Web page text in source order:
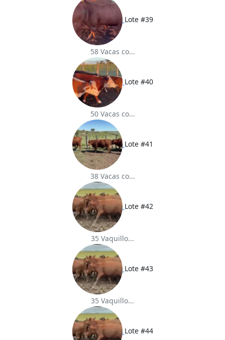
Lote #39
58 Vacas co...
Lote #40
50 Vacas co...
Lote #41
38 Vacas co...
Lote #42
35 Vaquillo...
Lote #43
35 Vaquillo...
Lote #44